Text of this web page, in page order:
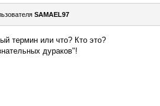
SAMAEL97
термин или что? Кто это?
дураков"!